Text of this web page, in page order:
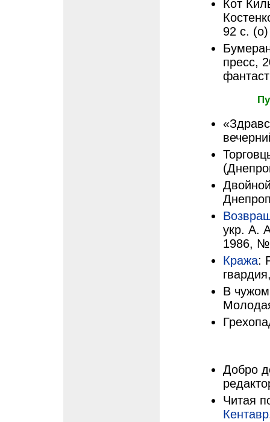
Кот
92 с.
пресс,
укр. А.
1986,
Кража:
В
Добро
Читая
Кентавр